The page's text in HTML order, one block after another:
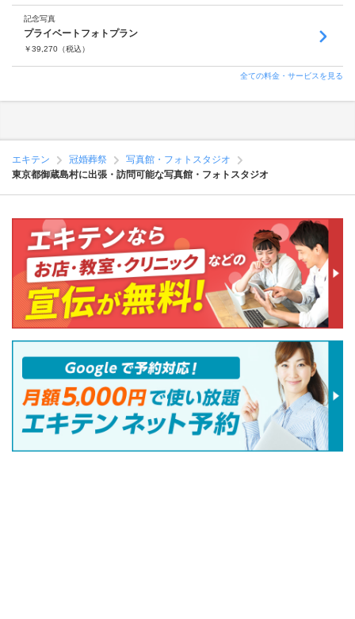
記念写真
プライベートフォトプラン
￥39,270 （税込）
全ての料金・サービスを見る
エキテン 冠婚葬祭
写真館・フォトスタジオ
東京都御蔵島村に出張・訪問可能な写真館・フォトスタジオ